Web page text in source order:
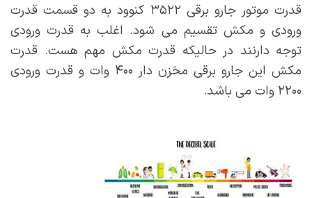
قدرت موتور جارو برقی ۳۵۲۲ کنوود به دو قسمت قدرت
ورودی و مکش تقسیم می شود. اغلب به قدرت ورودی
توجه دارنند در حالیکه قدرت مکش مهم هست. قدرت
مکش این جارو برقی مخزن دار ۴۰۰ وات و قدرت ورودی
۲۲۰۰ وات می باشد.